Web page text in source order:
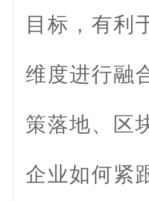
目标，有利
维度进行融
策落地、区
企业如何紧